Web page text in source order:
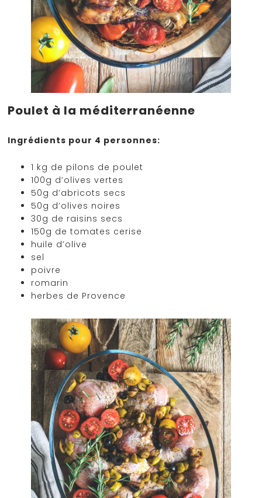
Poulet à la méditerranéenne
Ingrédients pour 4 personnes:
1 kg de pilons de poulet
100g d’olives vertes
50g d’abricots secs
50g d’olives noires
30g de raisins secs
150g de tomates cerise
huile d’olive
sel
poivre
romarin
herbes de Provence